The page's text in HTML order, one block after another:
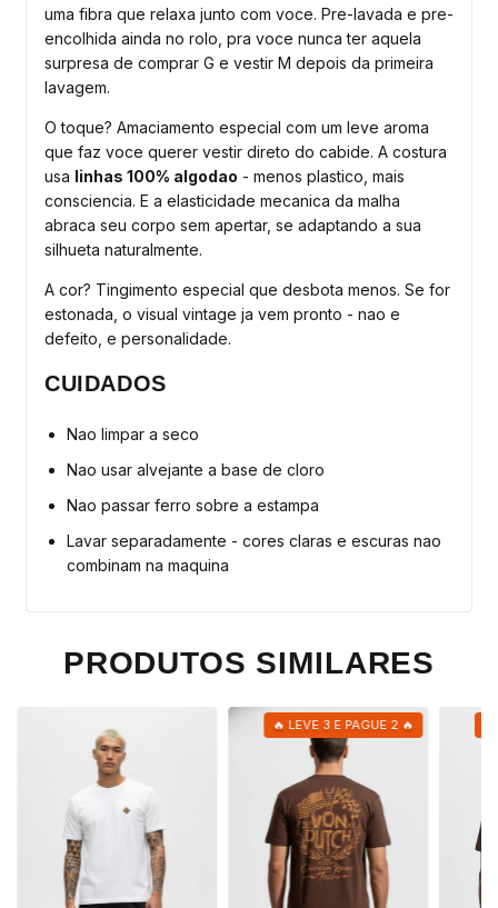
uma fibra que relaxa junto com voce. Pre-lavada e pre-
encolhida ainda no rolo, pra voce nunca ter aquela
surpresa de comprar G e vestir M depois da primeira
lavagem.
O toque? Amaciamento especial com um leve aroma
que faz voce querer vestir direto do cabide. A costura
usa linhas 100% algodao - menos plastico, mais
consciencia. E a elasticidade mecanica da malha
abraca seu corpo sem apertar, se adaptando a sua
silhueta naturalmente.
A cor? Tingimento especial que desbota menos. Se for
estonada, o visual vintage ja vem pronto - nao e
defeito, e personalidade.
CUIDADOS
Nao limpar a seco
Nao usar alvejante a base de cloro
Nao passar ferro sobre a estampa
Lavar separadamente - cores claras e escuras nao
combinam na maquina
PRODUTOS SIMILARES
🔥 LEVE 3 E PAGUE 2 🔥